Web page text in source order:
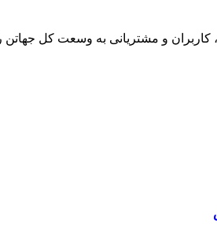
کاربران و مشتریانی به وسعت کل جهاتن